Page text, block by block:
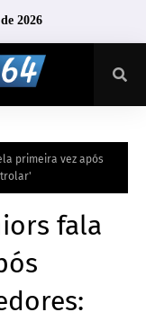
2026
primeira vez após
fala